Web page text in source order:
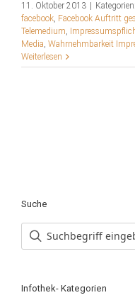
11. Oktober 2013 Kategorien:
facebook, Facebook Auftritt
Telemedium,
Media, Wahrnehmbarkeit
Weiterlesen
Suche
Infothek- Kategorien